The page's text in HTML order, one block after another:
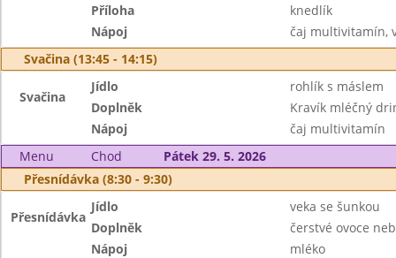
Příloha
knedlík
Nápoj
čaj multivitamín,
Svačina (13:45 - 14:15)
Svačina
Jídlo
rohlík s máslem
Doplněk
Kravík mléčný
Nápoj
čaj multivitamín
Menu
Chod
Pátek 29. 5. 2026
Přesnídávka (8:30 - 9:30)
Přesnídávka
Jídlo
veka se šunkou
Doplněk
čerstvé ovoce
Nápoj
mléko